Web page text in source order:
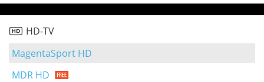
HD-TV
MagentaSport HD
MDR HD